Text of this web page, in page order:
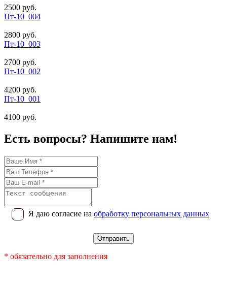
2500 руб.
Пт-10_004
2800 руб.
Пт-10_003
2700 руб.
Пт-10_002
4200 руб.
Пт-10_001
4100 руб.
Есть вопросы? Напишите нам!
Я даю согласие на обработку персональных данных
* обязательно для заполнения